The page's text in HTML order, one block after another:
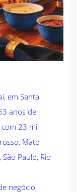
em Santa
anos de
23 mil
Mato
Paulo, Rio
negócio,